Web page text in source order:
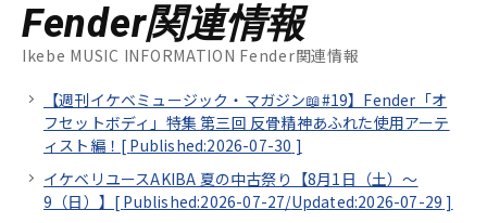
Fender関連情報
Ikebe MUSIC INFORMATION Fender関連情報
【週刊イケベミュージック・マガジン📖#19】Fender「オ
フセットボディ」特集 第三回 反骨精神あふれた使用アーテ
ィスト編！[ Published:2026-07-30 ]
イケベリユースAKIBA 夏の中古祭り【8月1日（土）～
9（日）】[ Published:2026-07-27/Updated:2026-07-29 ]